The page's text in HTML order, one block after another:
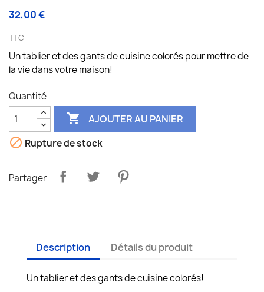
32,00 €
TTC
Un tablier et des gants de cuisine colorés pour mettre de
la vie dans votre maison!
Quantité
 AJOUTER AU PANIER
 Rupture de stock
Partager
Description Détails du produit
Un tablier et des gants de cuisine colorés!